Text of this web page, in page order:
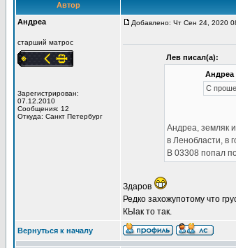
Автор
Андреа
старший матрос
Зарегистрирован:
07.12.2010
Сообщения: 12
Откуда: Санкт Петербург
Добавлено: Чт Сен 24, 2020
Лев писал(а):
Андреа
С
Андреа, земляк
в Ленобласти, в
В 03308 попал
Здаров
Редко захожупотому что
КЫак то так.
Вернуться к началу